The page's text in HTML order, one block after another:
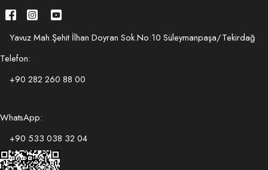
Yavuz Mah.Şehit İlhan Doyran Sok.No:10 Süleymanpaşa/Tekirdağ
Telefon:
+90 282 260 88 00
WhatsApp:
+90 533 038 32 04